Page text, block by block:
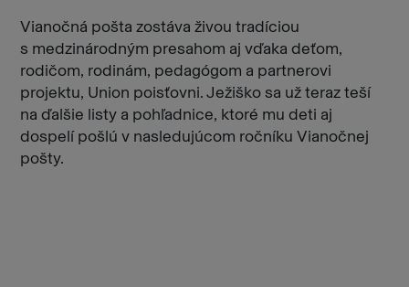
Vianočná pošta zostáva živou tradíciou
s medzinárodným presahom aj vďaka deťom,
rodičom, rodinám, pedagógom a partnerovi
projektu, Union poisťovni. Ježiško sa už teraz teší
na ďalšie listy a pohľadnice, ktoré mu deti aj
dospelí pošlú v nasledujúcom ročníku Vianočnej
pošty.